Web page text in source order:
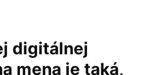
digitálnej
mena je taká,